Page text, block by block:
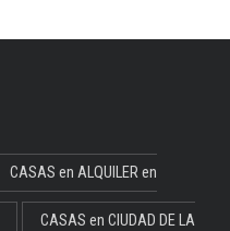
CASAS en ALQUILER en
CASAS en CIUDAD DE LA